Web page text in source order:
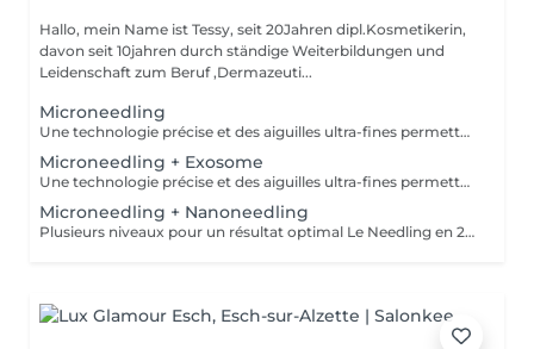
Hallo, mein Name ist Tessy, seit 20Jahren dipl.Kosmetikerin,
davon seit 10jahren durch ständige Weiterbildungen und
Leidenschaft zum Beruf ,Dermazeuti...
Microneedling
Une technologie précise et des aiguilles ultra-fines permettent un traitement doux pour la peau avec des résultats parfaits. Le microneedling stimule le collagène de la peau pour favoriser le processus de régénération et la reconstruction des tissus dans les couches profondes, - raffermissement de la peau - réduction des rides - rajeunissement de la peau - amélioration de la peau vasculaire et des tissus - peau impure - contre l'hyperpigmentation et les cicatrices - affinement des pores
Microneedling + Exosome
Une technologie précise et des aiguilles ultra-fines permettent un traitement doux pour la peau avec des résultats parfaits. Le microneedling stimule le collagène de la peau pour favoriser le processus de régénération et la reconstruction des tissus dans les couches profondes, - raffermissement de la peau - réduction des rides - rajeunissement de la peau - amélioration de la peau vasculaire et des tissus - peau impure - contre l'hyperpigmentation et les cicatrices - affinement des pores
Microneedling + Nanoneedling
Plusieurs niveaux pour un résultat optimal Le Needling en 2 phases agit à différents niveaux de la peau. Absorption parfaite des sérums précieux et stimulation des couches profondes de la peau. Encore plus efficace contre les rides, la perte de contour, les imperfections cutanées et l'hyperpigmentation. AHA Acides alpha-hydroxy - Renouvellement cellulaire - Affinement du grain de peau - Atténuation de l'acné - Réduction des troubles pigmentaires - Amélioration de la profondeur des rides